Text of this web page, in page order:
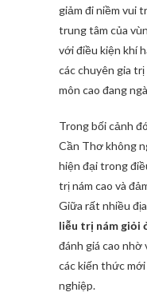
giảm đi niềm vui
trung tâm của
với điều kiện khí
các chuyên gia
môn cao đang
Trong bối cảnh
Cần Thơ không
hiện đại trong
trị nám cao và
Giữa rất nhiều
liễu trị nám giỏi
đánh giá cao
các kiến thức
nghiệp.